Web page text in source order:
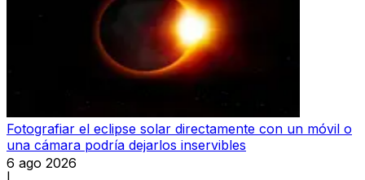
Fotografiar el eclipse solar directamente con un móvil o
una cámara podría dejarlos inservibles
6 ago 2026